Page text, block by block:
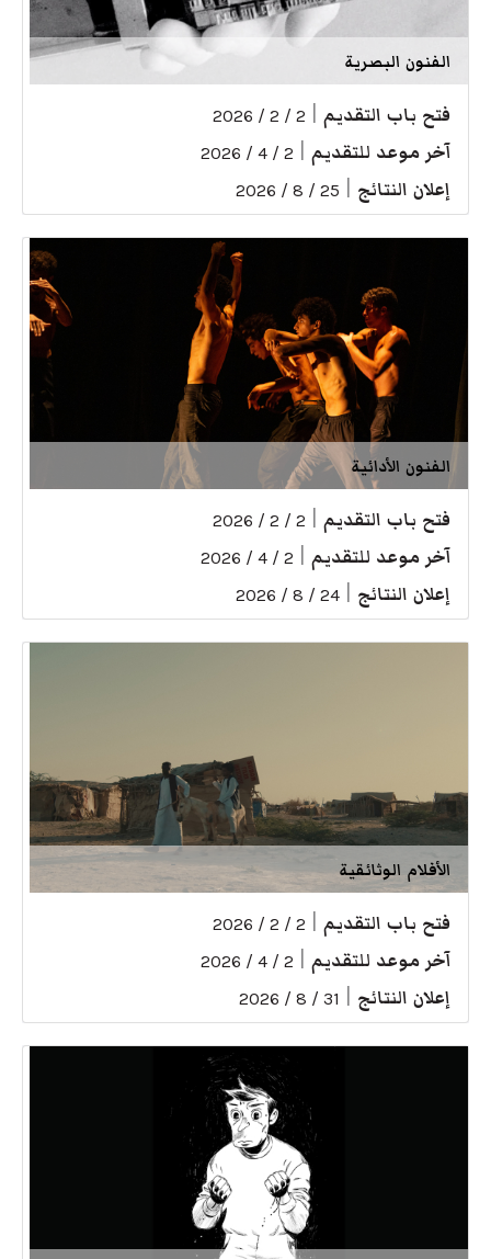
الفنون البصرية
فتح باب التقديم 2 / 2 / 2026
آخر موعد للتقديم 2 / 4 / 2026
إعلان النتائج 25 / 8 / 2026
الفنون الأدائية
فتح باب التقديم 2 / 2 / 2026
آخر موعد للتقديم 2 / 4 / 2026
إعلان النتائج 24 / 8 / 2026
الأفلام الوثائقية
فتح باب التقديم 2 / 2 / 2026
آخر موعد للتقديم 2 / 4 / 2026
إعلان النتائج 31 / 8 / 2026